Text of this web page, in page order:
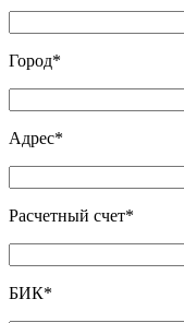
Город*
Адрес*
Расчетный счет*
БИК*